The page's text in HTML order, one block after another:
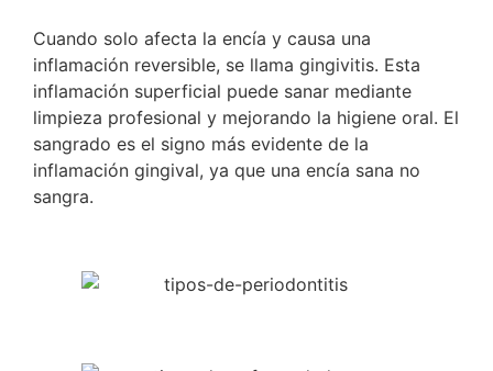
Cuando solo afecta la encía y causa una
inflamación reversible, se llama gingivitis. Esta
inflamación superficial puede sanar mediante
limpieza profesional y mejorando la higiene oral. El
sangrado es el signo más evidente de la
inflamación gingival, ya que una encía sana no
sangra.